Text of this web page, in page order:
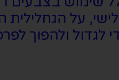
על הגחלילית
ולהפוך